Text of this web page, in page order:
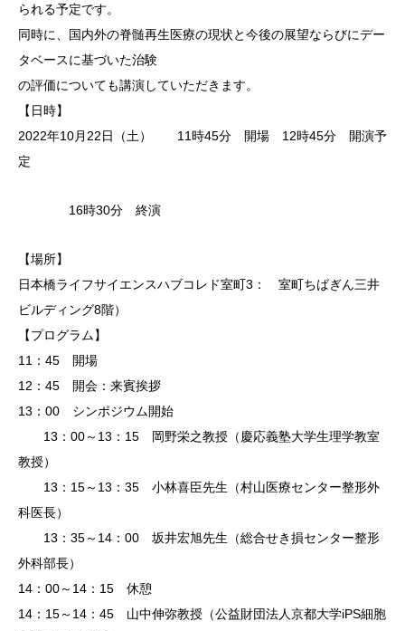
られる予定です。
同時に、国内外の脊髄再生医療の現状と今後の展望ならびにデー
タベースに基づいた治験
の評価についても講演していただきます。
【日時】
2022年10月22日（土） 11時45分 開場 12時45分 開演予
定
16時30分 終演
【場所】
日本橋ライフサイエンスハブコレド室町3： 室町ちばぎん三井
ビルディング8階）
【プログラム】
11：45 開場
12：45 開会：来賓挨拶
13：00 シンポジウム開始
13：00～13：15 岡野栄之教授（慶応義塾大学生理学教室
教授）
13：15～13：35 小林喜臣先生（村山医療センター整形外
科医長）
13：35～14：00 坂井宏旭先生（総合せき損センター整形
外科部長）
14：00～14：15 休憩
14：15～14：45 山中伸弥教授（公益財団法人京都大学iPS細胞